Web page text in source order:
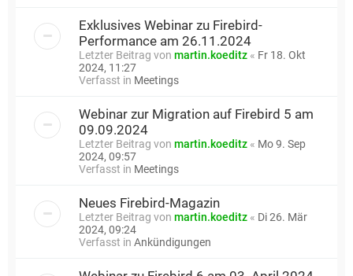
Exklusives Webinar zu Firebird-
Performance am 26.11.2024
Letzter Beitrag von martin.koeditz « Fr 18. Okt
2024, 11:27
Verfasst in Meetings
Webinar zur Migration auf Firebird 5 am
09.09.2024
Letzter Beitrag von martin.koeditz « Mo 9. Sep
2024, 09:57
Verfasst in Meetings
Neues Firebird-Magazin
Letzter Beitrag von martin.koeditz « Di 26. Mär
2024, 09:24
Verfasst in Ankündigungen